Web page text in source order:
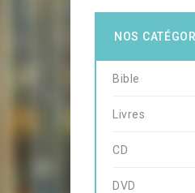
NOS
Bible
Livres
CD
DVD